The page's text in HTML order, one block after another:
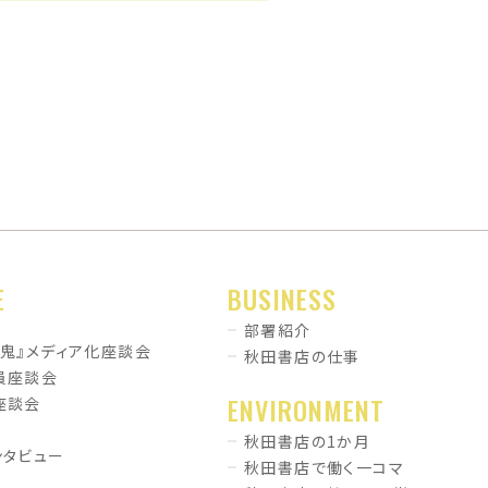
』メディア化座談会
座談会
談会
ビュー
BUSINESS
部署紹介
秋田書店の仕事
ENVIRONMENT
秋田書店の1か月
秋田書店で働く一コマ